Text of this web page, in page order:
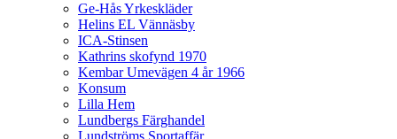
Ge-Hås Yrkeskläder
Helins EL Vännäsby
ICA-Stinsen
Kathrins skofynd 1970
Kembar Umevägen 4 år 1966
Konsum
Lilla Hem
Lundbergs Färghandel
Lundströms Sportaffär